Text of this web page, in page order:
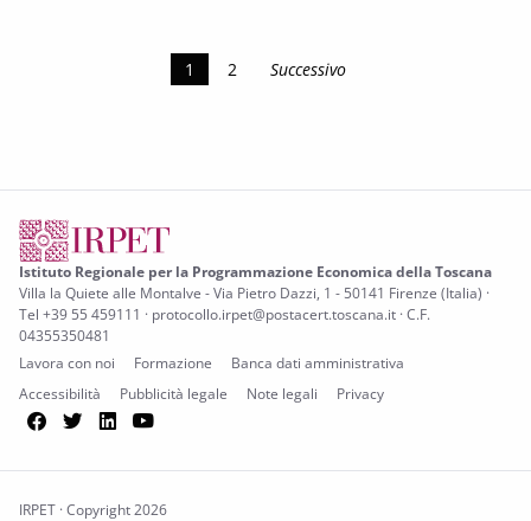
1 2 Successivo
Istituto Regionale per la Programmazione Economica della Toscana
Villa la Quiete alle Montalve - Via Pietro Dazzi, 1 - 50141 Firenze (Italia) ·
Tel +39 55 459111 · protocollo.irpet@postacert.toscana.it · C.F.
04355350481
Lavora con noi
Formazione
Banca dati amministrativa
Accessibilità
Pubblicità legale Note legali Privacy
Facebook
TwitterLinkedIn
IRPET · Copyright 2026